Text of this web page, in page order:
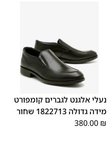
נעלי אלגנט לגברים קומפורט
מידה גדולה 1822713 שחור
380.00 ₪